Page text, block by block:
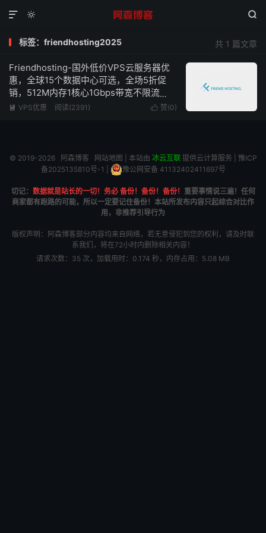
 

共 1 篇文章
标签：friendhosting2025
Friendhosting-国外低价VPS云服务器优
惠，全球15个数据中心可选，全场5折促
销，512M内存1核心1Gbps带宽不限流
量，低至€1.74/月
 赞(0)
 VPS优惠 阅读(2391)
© 2019-2026 阿森博客 网站地图 | 本站由 冰云互联提供云计算服务 | 豫ICP
备2025135810号-1
豫公网安备 41132402411697号
切记： 数据就是站长的一切！务必 备份！备份！备份！ 重要事情说三遍！任何
商家都有跑路的可能，所以一定要记住备份！本站所发布内容只起综合对比作
用，非推荐引导行为
版权声明：阿森博客部分内容均来自网络，若无意侵犯到您的权利，请及时联
系我们，将在72小时内删除相关内容！
请求次数：35 次，加载用时：0.174 秒，内存占用：5.08 MB